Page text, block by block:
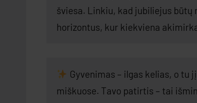
šviesa. Linkiu, kad jubiliejus
horizontus, kur kiekviena
Gyvenimas – ilgas kelias, o tu
miškuose. Tavo patirtis – tai